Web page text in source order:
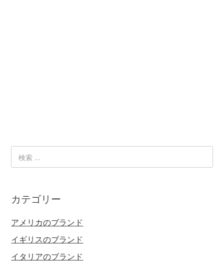
カテゴリー
アメリカのブランド
イギリスのブランド
イタリアのブランド